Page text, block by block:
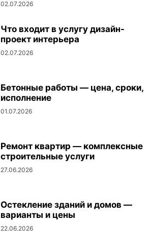
02.07.2026
Что входит в услугу дизайн-
проект интерьера
02.07.2026
Бетонные работы — цена, сроки,
исполнение
01.07.2026
Ремонт квартир — комплексные
строительные услуги
27.06.2026
Остекление зданий и домов —
варианты и цены
22.06.2026